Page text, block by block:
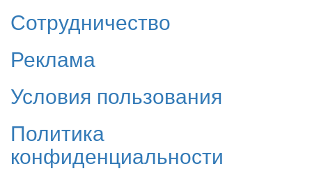
Сотрудничество
Реклама
Условия пользования
Политика
конфиденциальности